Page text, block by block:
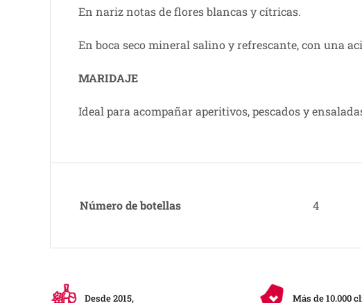
En nariz notas de flores blancas y cítricas.
En boca seco mineral salino y refrescante, con una
MARIDAJE
Ideal para acompañar aperitivos, pescados y
Número de botellas 4
Desde 2015, Más de 10.000